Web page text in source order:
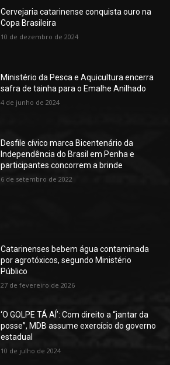
Cervejaria catarinense conquista ouro na
Copa Brasileira
10 de dezembro de 2024
Ministério da Pesca e Aquicultura encerra
safra de tainha para o Emalhe Anilhado
4 de junho de 2024
Desfile cívico marca Bicentenário da
Independência do Brasil em Penha e
participantes concorrem a brinde
6 de setembro de 2022
Catarinenses bebem água contaminada
por agrotóxicos, segundo Ministério
Público
27 de fevereiro de 2026
‘O GOLPE TÁ AÍ’: Com direito a “jantar da
posse”, MDB assume exercício do governo
estadual
10 de julho de 2024